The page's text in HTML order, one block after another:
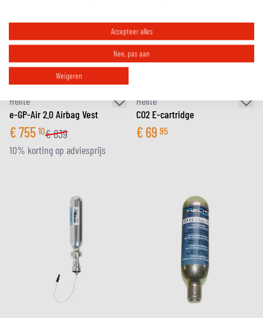
Helite
e-GP-Air 2.0 Airbag Vest
€755 10€839
10% korting op adviesprijs
Helite
CO2 E-cartridge
€ 69 95
Accepteer alles
Nee, pas aan
Weigeren